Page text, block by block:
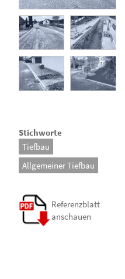
Stichworte
Tiefbau
Allgemeiner Tiefbau
Referenzblatt
anschauen